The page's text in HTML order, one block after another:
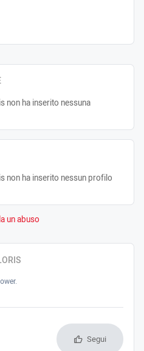
non ha inserito nessuna
non ha inserito nessun profilo
un abuso
Segui